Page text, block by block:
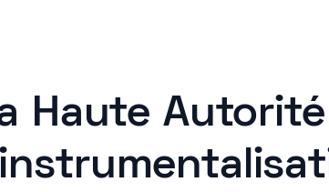
Haute Autorité